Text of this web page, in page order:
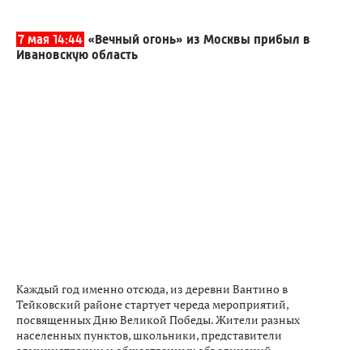
7 мая 14:44 «Вечный огонь» из Москвы прибыл в
Ивановскую область
Каждый год именно отсюда, из деревни Вантино в
Тейковский районе стартует череда мероприятий,
посвященных Дню Великой Победы. Жители разных
населенных пунктов, школьники, представители